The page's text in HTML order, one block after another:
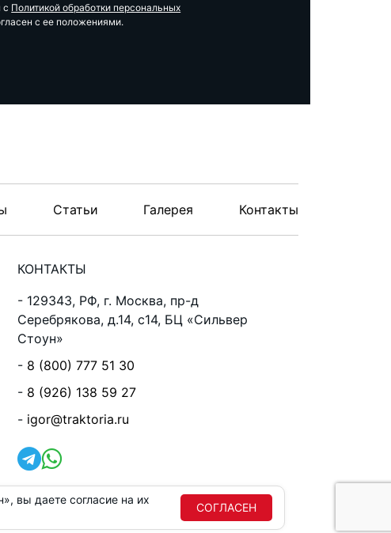
с Политикой обработки персональных
с ее положениями.
Статьи Галерея Контакты
КОНТАКТЫ
129343, РФ, г. Москва, пр-д
Серебрякова, д.14, с14, БЦ «Сильвер
Стоун»
8 (800) 777 51 30
8 (926) 138 59 27
igor@traktoria.ru
вы даете согласие на их
СОГЛАСЕН